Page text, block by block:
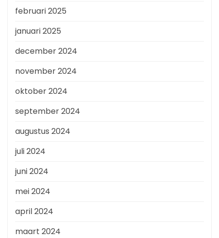
februari 2025
januari 2025
december 2024
november 2024
oktober 2024
september 2024
augustus 2024
juli 2024
juni 2024
mei 2024
april 2024
maart 2024